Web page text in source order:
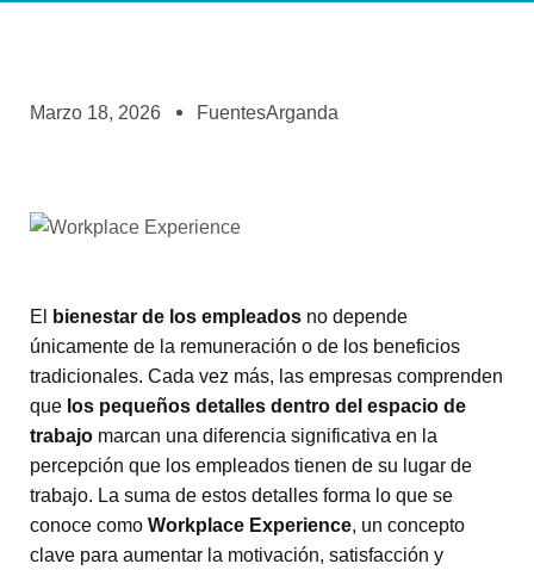
Marzo 18, 2026 FuentesArganda
El bienestar de los empleados no depende
únicamente de la remuneración o de los beneficios
tradicionales. Cada vez más, las empresas comprenden
que los pequeños detalles dentro del espacio de
trabajo marcan una diferencia significativa en la
percepción que los empleados tienen de su lugar de
trabajo. La suma de estos detalles forma lo que se
conoce como Workplace Experience, un concepto
clave para aumentar la motivación, satisfacción y